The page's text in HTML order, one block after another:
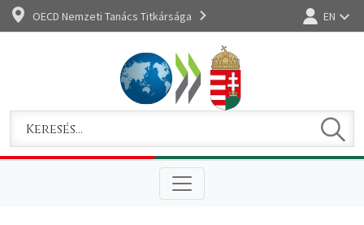
OECD Nemzeti Tanács Titkársága EN